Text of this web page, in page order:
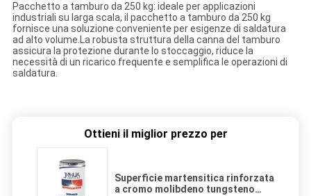
Pacchetto a tamburo da 250 kg: ideale per applicazioni
industriali su larga scala, il pacchetto a tamburo da 250 kg
fornisce una soluzione conveniente per esigenze di saldatura
ad alto volume.La robusta struttura della canna del tamburo
assicura la protezione durante lo stoccaggio, riduce la
necessità di un ricarico frequente e semplifica le operazioni di
saldatura.
Ottieni il miglior prezzo per
Superficie martensitica rinforzata
a cromo molibdeno tungsteno